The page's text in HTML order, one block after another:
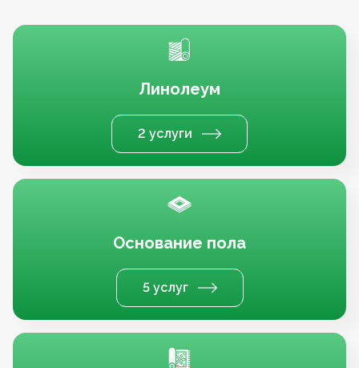
Линолеум
2 услуги
Основание пола
5 услуг